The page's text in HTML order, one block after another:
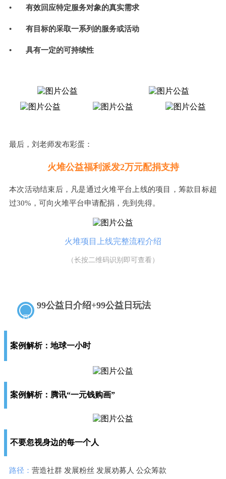
• 有效回应特定服务对象的真实需求
• 有目标的采取一系列的服务或活动
• 具有一定的可持续性
最后，刘老师发布彩蛋 ：
火堆公益福利派发2万元配捐支持
本次活动结束后，凡是通过火堆平台上线的项目，筹款目标超
过30%，可向火堆平台申请配捐，先到先得。
火堆项目上线完整流程介绍
（长按二维码识别即可查看）
四
99公益日介绍+99公益日玩法
案例解析： 地球一小时
案例解析：腾讯“一元钱购画”
不要忽视身边的每一个人
路径： 营造社群 发展粉丝 发展劝募人 公众筹款